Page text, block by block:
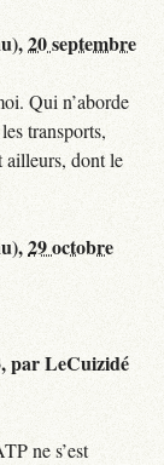
20 septembre
Qui n’aborde
transports,
ailleurs, dont le
29 octobre
,parLeCuizidé
ne s’est